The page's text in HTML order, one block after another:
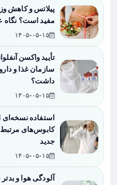
پیلاتس و کاهش
مفید است؟ نگاه
۱۴۰۵-۰۵-۱۵
تأیید واکسن
سازمان غذا و
داشت؟
۱۴۰۵-۰۵-۱۵
جدید
۱۴۰۵-۰۵-۱۵
آلودگی هوا و